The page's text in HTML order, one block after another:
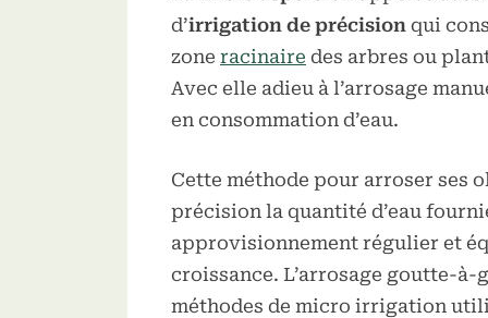
d’irrigation de précision qui
zone racinaire des arbres ou
Avec elle adieu à l’arrosage
en consommation d’eau.
Cette méthode pour arroser ses
précision la quantité d’eau
approvisionnement régulier et
croissance. L’arrosage goutte-
méthodes de micro irrigation